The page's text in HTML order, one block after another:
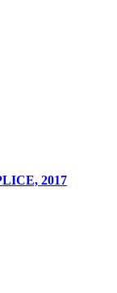
2017